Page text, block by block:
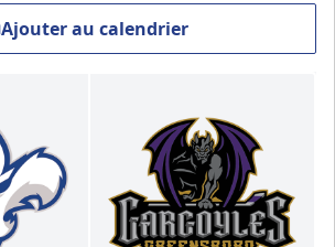
Ajouter au calendrier